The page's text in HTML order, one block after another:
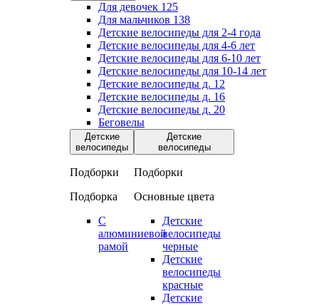
Для девочек 125
Для мальчиков 138
Детские велосипеды для 2-4 года
Детские велосипеды для 4-6 лет
Детские велосипеды для 6-10 лет
Детские велосипеды для 10-14 лет
Детские велосипеды д. 12
Детские велосипеды д. 16
Детские велосипеды д. 20
Беговелы
Детские
велосипеды
Подборки
Подборка
С
алюминиевой
рамой
Детские
велосипеды
Подборки
Основные цвета
Детские
велосипеды
черные
Детские
велосипеды
красные
Детские